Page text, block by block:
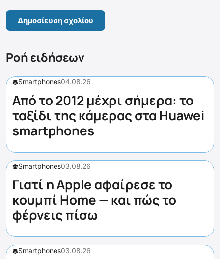
Ροή ειδήσεων
Smartphones04.08.26
Από το 2012 μέχρι σήμερα: το
ταξίδι της κάμερας στα Huawei
smartphones
Smartphones03.08.26
Γιατί η Apple αφαίρεσε το
κουμπί Home — και πώς το
φέρνεις πίσω
Smartphones03.08.26